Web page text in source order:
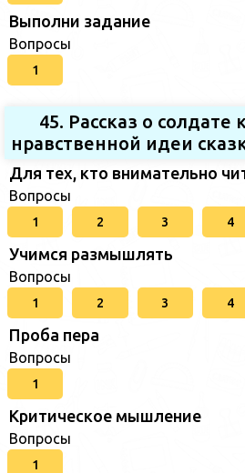
Выполни задание
Вопросы
1
45. Рассказ о солдате
нравственной идеи
Для тех, кто внимательно
Вопросы
1 2 3 4
Учимся размышлять
Вопросы
1 2 3 4
Проба пера
Вопросы
1
Критическое мышление
Вопросы
1